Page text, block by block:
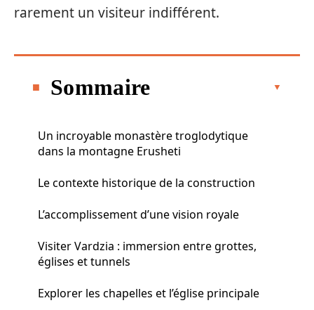
rarement un visiteur indifférent.
Sommaire
Un incroyable monastère troglodytique
dans la montagne Erusheti
Le contexte historique de la construction
L’accomplissement d’une vision royale
Visiter Vardzia : immersion entre grottes,
églises et tunnels
Explorer les chapelles et l’église principale